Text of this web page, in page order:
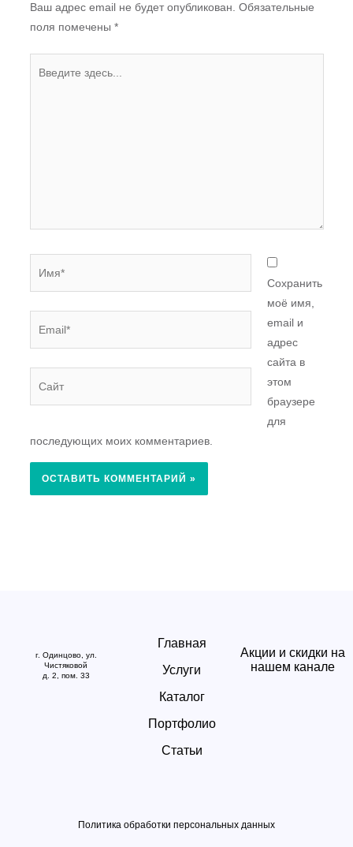
Ваш адрес email не будет опубликован. Обязательные
поля помечены *
здесь...
Сохранить
моё имя,
email и
адрес
сайта в
этом
браузере
для
последующих моих комментариев.
г. Одинцово, ул.
Чистяковой
д. 2, пом. 33
Главная
Услуги
Каталог
Портфолио
Статьи
Акции и скидки на
нашем канале
Политика обработки персональных данных